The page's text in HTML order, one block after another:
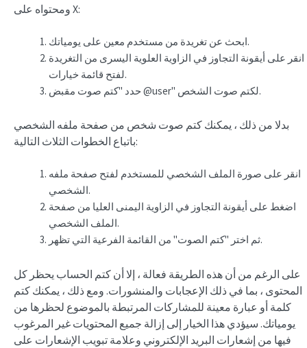
ومحتواه على X:
ابحث عن تغريدة من مستخدم معين على يومياتك.
انقر على أيقونة التجاوز في الزاوية العلوية اليسرى من التغريدة
لفتح قائمة خيارات.
حدد "كتم صوت مقبض @user" لكتم صوت الشخص.
بدلا من ذلك ، يمكنك كتم صوت شخص من صفحة ملفه الشخصي
باتباع الخطوات الثلاث التالية:
انقر على صورة الملف الشخصي للمستخدم لفتح صفحة ملفه
الشخصي.
اضغط على أيقونة التجاوز في الزاوية اليمنى العليا من صفحة
الملف الشخصي.
ثم اختر "كتم الصوت" من القائمة الفرعية التي تظهر.
على الرغم من أن هذه الطريقة فعالة ، إلا أن كتم الحساب يحظر كل
المحتوى ، بما في ذلك الإعجابات والمنشورات. ومع ذلك ، يمكنك كتم
كلمة أو عبارة معينة للمشاركات المرتبطة بالموضوع لحظرها من
يومياتك. سيؤدي هذا الخيار إلى إزالة جميع المحتويات غير المرغوب
فيها من إشعارات البريد الإلكتروني وعلامة تبويب الإشعارات على